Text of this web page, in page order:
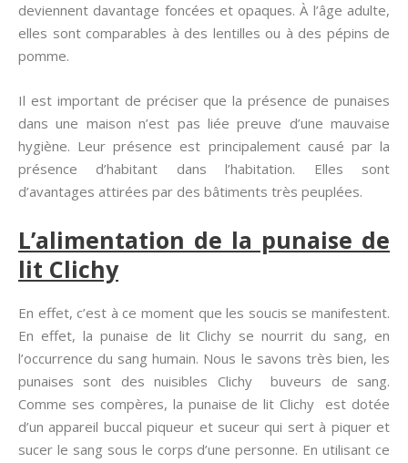
deviennent davantage foncées et opaques. À l’âge adulte,
elles sont comparables à des lentilles ou à des pépins de
pomme.
Il est important de préciser que la présence de punaises
dans une maison n’est pas liée preuve d’une mauvaise
hygiène. Leur présence est principalement causé par la
présence d’habitant dans l’habitation. Elles sont
d’avantages attirées par des bâtiments très peuplées.
L’alimentation de la punaise de
lit Clichy
En effet, c’est à ce moment que les soucis se manifestent.
En effet, la punaise de lit Clichy se nourrit du sang, en
l’occurrence du sang humain. Nous le savons très bien, les
punaises sont des nuisibles Clichy buveurs de sang.
Comme ses compères, la punaise de lit Clichy est dotée
d’un appareil buccal piqueur et suceur qui sert à piquer et
sucer le sang sous le corps d’une personne. En utilisant ce